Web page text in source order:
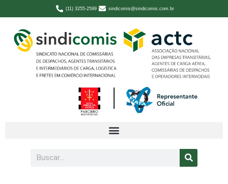
(11) 3255-2599 sindicomis@sindicomis.com.br